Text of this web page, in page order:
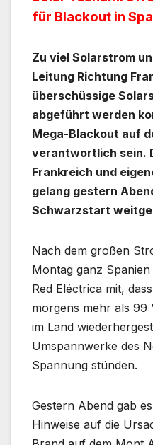
für Blackout in
Zu viel Solarstrom
Leitung Richtung
überschüssige
abgeführt werden
Mega-Blackout auf
verantwortlich sein.
Frankreich und
gelang gestern
Schwarzstart
Nach dem großen
Montag ganz
Red Eléctrica mit,
morgens mehr als
im Land
Umspannwerke des
Spannung stünden.
Gestern Abend gab
Hinweise auf die